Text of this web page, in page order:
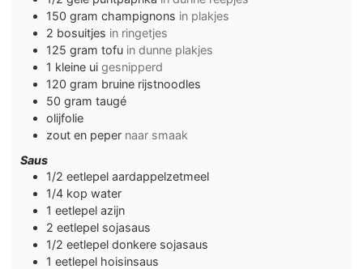
150 gram champignons in plakjes
2 bosuitjes in ringetjes
125 gram tofu in dunne plakjes
1 kleine ui gesnipperd
120 gram bruine rijstnoodles
50 gram taugé
olijfolie
zout en peper naar smaak
Saus
1/2 eetlepel aardappelzetmeel
1/4 kop water
1 eetlepel azijn
2 eetlepel sojasaus
1/2 eetlepel donkere sojasaus
1 eetlepel hoisinsaus